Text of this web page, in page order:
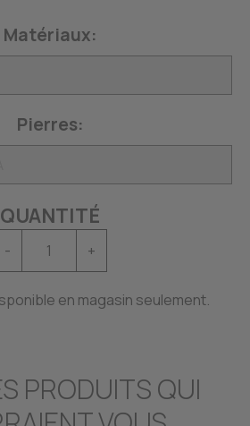
Matériaux:
Pierres:
QUANTITÉ
- +
en magasin seulement.
PRODUITS QUI